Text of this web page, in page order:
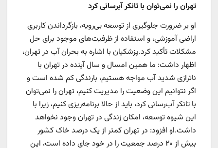
تهران را نمی‌توان با تانکر آبرسانی کرد
او بر ضرورت جلوگیری از توسعه بی‌رویه، بازگرداندن کاربری
اراضی آموزشی، و استفاده از ظرفیت‌های موجود برای حل
مشکلات تأکید کرد.پزشکیان با اشاره به بحران آب در تهران،
اظهار داشت: ما همین امسال و سال آینده در تهران با
ناترازی شدید آب مواجه هستیم، بارندگی کم شده است و
اگر نتوانیم این وضعیت را مدیریت کنیم، تهران را نمی‌توان
با تانکر آب‌رسانی کرد، باید از حالا برنامه‌ریزی کنیم، زیرا با
این شیوه توسعه، امکان زندگی در تهران وجود نخواهد
داشت.او افزود: در تهران کمتر از یک درصد خاک کشور
بیش از ۲۰ درصد جمعیت را در خود جای داده است، این